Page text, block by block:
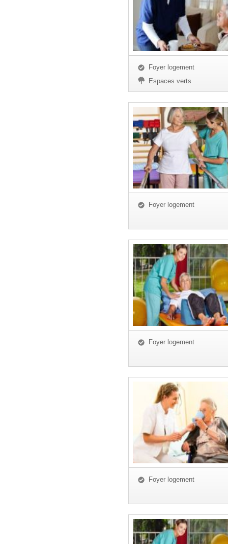
Foyer logement
Espaces verts
Foyer logement
Foyer logement
Foyer logement